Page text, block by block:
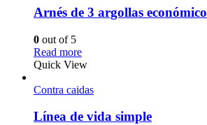
Arnés de 3 argollas económico
0 out of 5
Read more
Quick View
Contra caidas
Línea de vida simple